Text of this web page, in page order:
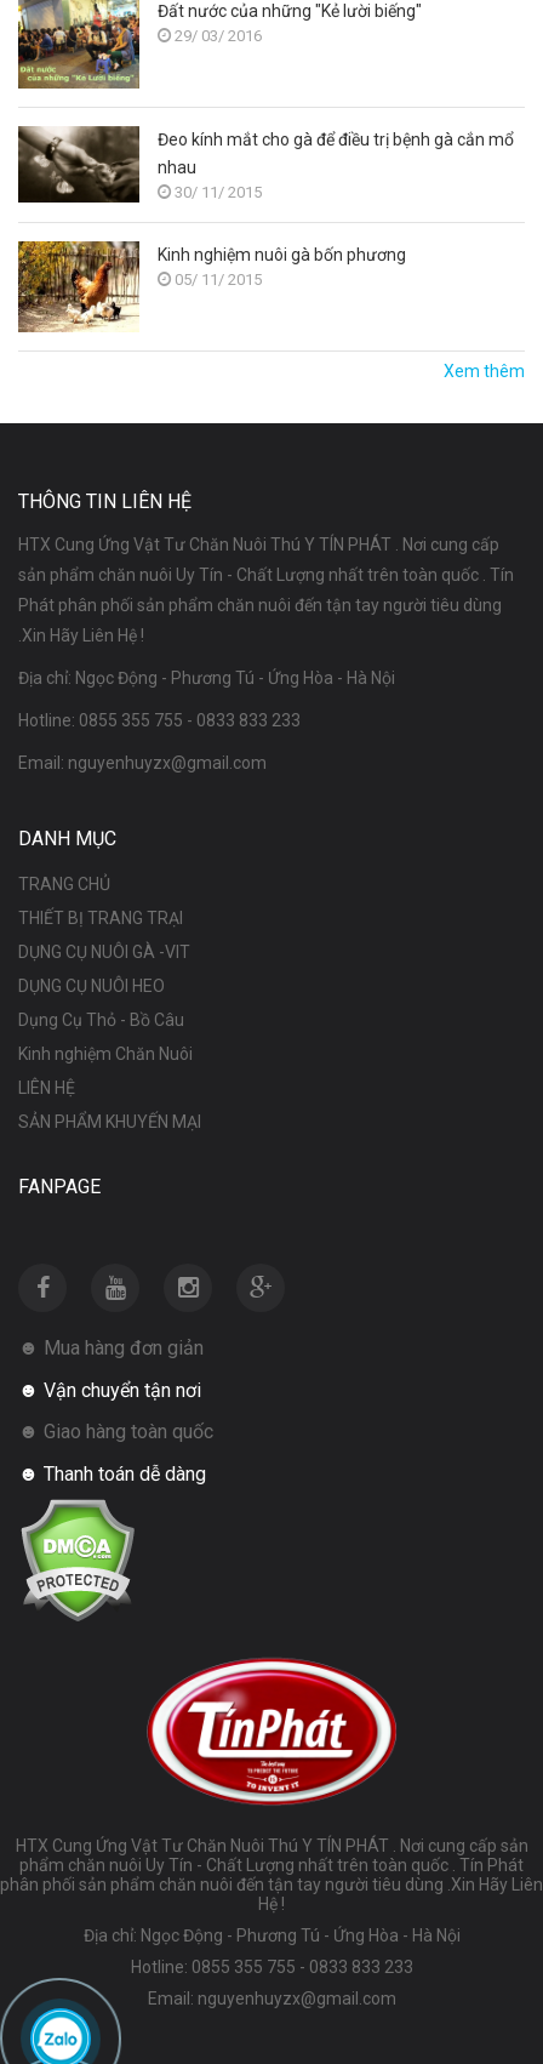
Đất nước của những "Kẻ lười biếng"
29/ 03/ 2016
Đeo kính mắt cho gà để điều trị bệnh gà cắn mổ
nhau
30/ 11/ 2015
Kinh nghiệm nuôi gà bốn phương
05/ 11/ 2015
Xem thêm
THÔNG TIN LIÊN HỆ
HTX Cung Ứng Vật Tư Chăn Nuôi Thú Y TÍN PHÁT . Nơi cung cấp
sản phẩm chăn nuôi Uy Tín - Chất Lượng nhất trên toàn quốc . Tín
Phát phân phối sản phẩm chăn nuôi đến tận tay người tiêu dùng
.Xin Hãy Liên Hệ !
Địa chỉ: Ngọc Động - Phương Tú - Ứng Hòa - Hà Nội
Hotline: 0855 355 755 - 0833 833 233
Email: nguyenhuyzx@gmail.com
DANH MỤC
TRANG CHỦ
THIẾT BỊ TRANG TRẠI
DỤNG CỤ NUÔI GÀ -VIT
DỤNG CỤ NUÔI HEO
Dụng Cụ Thỏ - Bồ Câu
Kinh nghiệm Chăn Nuôi
LIÊN HỆ
SẢN PHẨM KHUYẾN MẠI
FANPAGE
☻ Mua hàng đơn giản
☻ Vận chuyển tận nơi
☻ Giao hàng toàn quốc
☻ Thanh toán dễ dàng
HTX Cung Ứng Vật Tư Chăn Nuôi Thú Y TÍN PHÁT . Nơi cung cấp sản
phẩm chăn nuôi Uy Tín - Chất Lượng nhất trên toàn quốc . Tín Phát
phân phối sản phẩm chăn nuôi đến tận tay người tiêu dùng .Xin Hãy Liên
Hệ !
Địa chỉ: Ngọc Động - Phương Tú - Ứng Hòa - Hà Nội
Hotline: 0855 355 755 - 0833 833 233
Email: nguyenhuyzx@gmail.com